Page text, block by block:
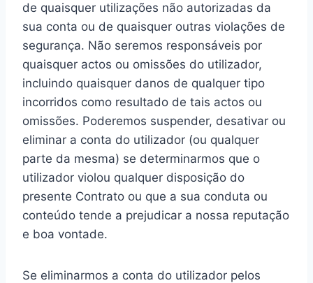
de quaisquer utilizações não autorizadas da
sua conta ou de quaisquer outras violações de
segurança. Não seremos responsáveis por
quaisquer actos ou omissões do utilizador,
incluindo quaisquer danos de qualquer tipo
incorridos como resultado de tais actos ou
omissões. Poderemos suspender, desativar ou
eliminar a conta do utilizador (ou qualquer
parte da mesma) se determinarmos que o
utilizador violou qualquer disposição do
presente Contrato ou que a sua conduta ou
conteúdo tende a prejudicar a nossa reputação
e boa vontade.
Se eliminarmos a conta do utilizador pelos